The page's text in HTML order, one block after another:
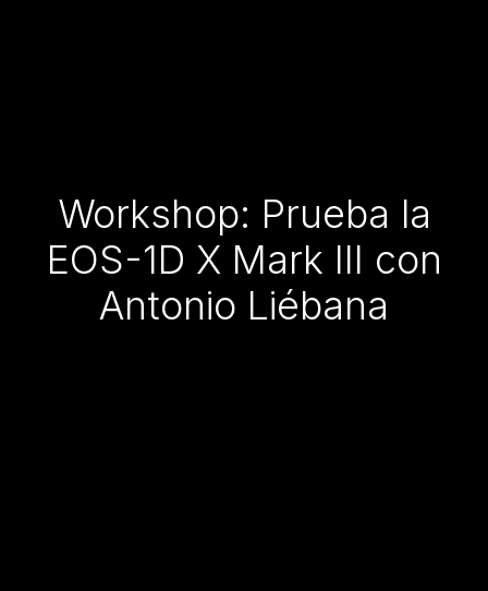
Workshop: Prueba la
EOS-1D X Mark III con
Antonio Liébana